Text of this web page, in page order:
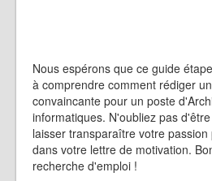
Nous espérons que ce guide
à comprendre comment rédiger
convaincante pour un poste
informatiques. N'oubliez pas
laisser transparaître votre
dans votre lettre de motivation.
recherche d'emploi !